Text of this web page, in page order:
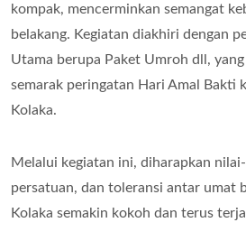
kompak, mencerminkan semangat
belakang. Kegiatan diakhiri dengan
Utama berupa Paket Umroh dll,
semarak peringatan Hari Amal Bakti
Kolaka.
Melalui kegiatan ini, diharapkan
persatuan, dan toleransi antar umat
Kolaka semakin kokoh dan terus